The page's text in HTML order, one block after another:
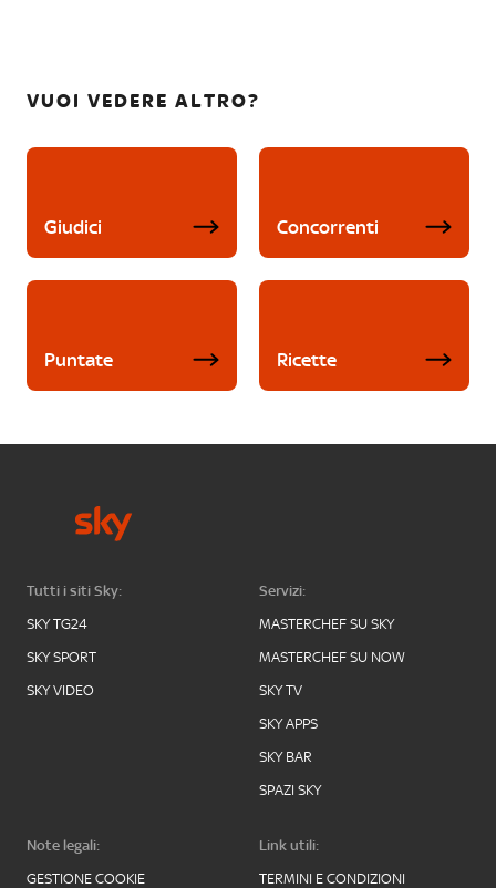
VUOI VEDERE ALTRO?
Giudici Concorrenti
Puntate Ricette
Tutti i siti Sky:
SKY TG24
SKY SPORT
SKY VIDEO
Servizi:
MASTERCHEF SU SKY
MASTERCHEF SU NOW
SKY TV
SKY APPS
SKY BAR
SPAZI SKY
Note legali:
GESTIONE COOKIE
Link utili:
TERMINI E CONDIZIONI